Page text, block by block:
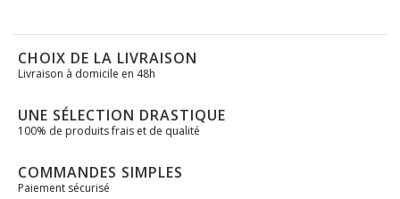
CHOIX DE LA LIVRAISON
Livraison à domicile en 48h
UNE SÉLECTION DRASTIQUE
100% de produits frais et de qualité
COMMANDES SIMPLES
Paiement sécurisé